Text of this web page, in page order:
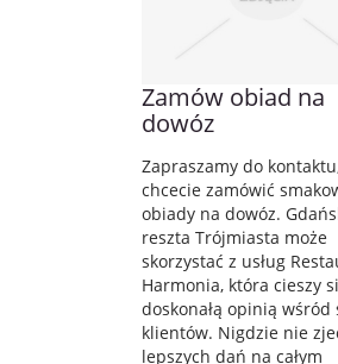
Zamów obiad na
dowóz
Zapraszamy do
chcecie zamówić
obiady na dowóz.
reszta Trójmiasta może
skorzystać z usług
Harmonia, która cieszy
doskonałą opinią wśród
klientów. Nigdzie nie
lepszych dań na całym